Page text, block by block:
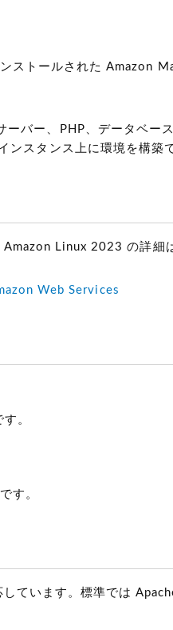
ストールされた Amazon
ーバー、PHP、データベ
ンスタンス上に環境を構築
Linux 2023 の詳細
Web Services
。
す。
ています。標準では